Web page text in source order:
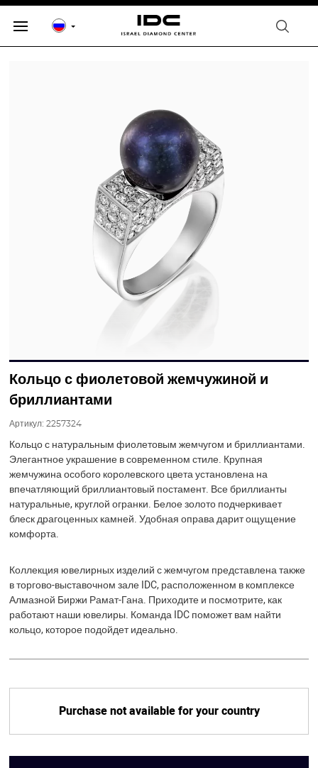
Кольцо с фиолетовой жемчужиной и
бриллиантами
Артикул:2257324
Кольцо с натуральным фиолетовым жемчугом и бриллиантами.
Элегантное украшение в современном стиле. Крупная
жемчужина особого королевского цвета установлена ​​на
впечатляющий бриллиантовый постамент. Все бриллианты
натуральные, круглой огранки. Белое золото подчеркивает
блеск драгоценных камней. Удобная оправа дарит ощущение
комфорта.
Коллекция ювелирных изделий с жемчугом представлена также
в торгово-выставочном зале IDC, расположенном в комплексе
Алмазной Биржи Рамат-Гана. Приходите и посмотрите, как
работают наши ювелиры. Команда IDC поможет вам найти
кольцо, которое подойдет идеально.
Purchase not available for your country